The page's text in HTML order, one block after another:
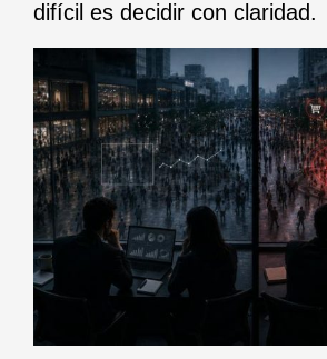
difícil es decidir con claridad.